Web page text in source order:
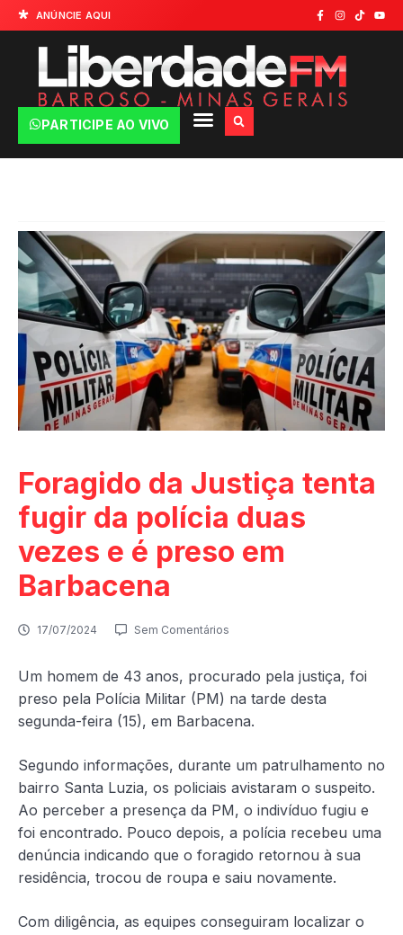
ANÚNCIE AQUI
PARTICIPE AO VIVO
Foragido da Justiça tenta
fugir da polícia duas
vezes e é preso em
Barbacena
17/07/2024 Sem Comentários
Um homem de 43 anos, procurado pela justiça, foi
preso pela Polícia Militar (PM) na tarde desta
segunda-feira (15), em Barbacena.
Segundo informações, durante um patrulhamento no
bairro Santa Luzia, os policiais avistaram o suspeito.
Ao perceber a presença da PM, o indivíduo fugiu e
foi encontrado. Pouco depois, a polícia recebeu uma
denúncia indicando que o foragido retornou à sua
residência, trocou de roupa e saiu novamente.
Com diligência, as equipes conseguiram localizar o